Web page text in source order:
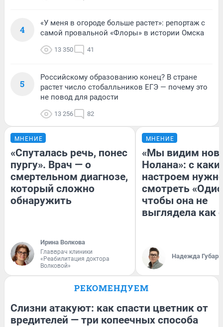
4
«У меня в огороде больше растет»: репортаж с
самой провальной «Флоры» в истории Омска
13 350 41
5
Российскому образованию конец? В стране
растет число стобалльников ЕГЭ — почему это
не повод для радости
13 256 82
МНЕНИЕ
«Спуталась речь, понес
пургу». Врач — о
смертельном диагнозе,
который сложно
обнаружить
Ирина Волкова
Главврач клиники
«Реабилитация доктора
Волковой»
МНЕНИЕ
«Мы видим
Нолана»: с
настроем
смотреть
чтобы она не
выглядела как
Надежда Губарь
РЕКОМЕНДУЕМ
Слизни атакуют: как спасти цветник от
вредителей — три копеечных способа